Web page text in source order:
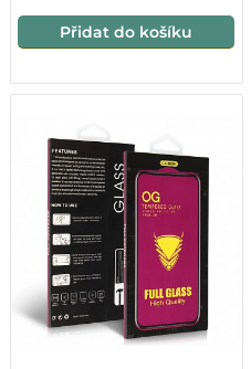
Přidat do košíku